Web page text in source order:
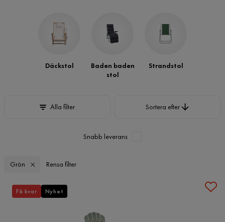
Däckstol
Baden baden
stol
Strandstol
Alla filter Sortera efter
Snabb leverans
Grön Rensa filter
Få kvar Nyhet